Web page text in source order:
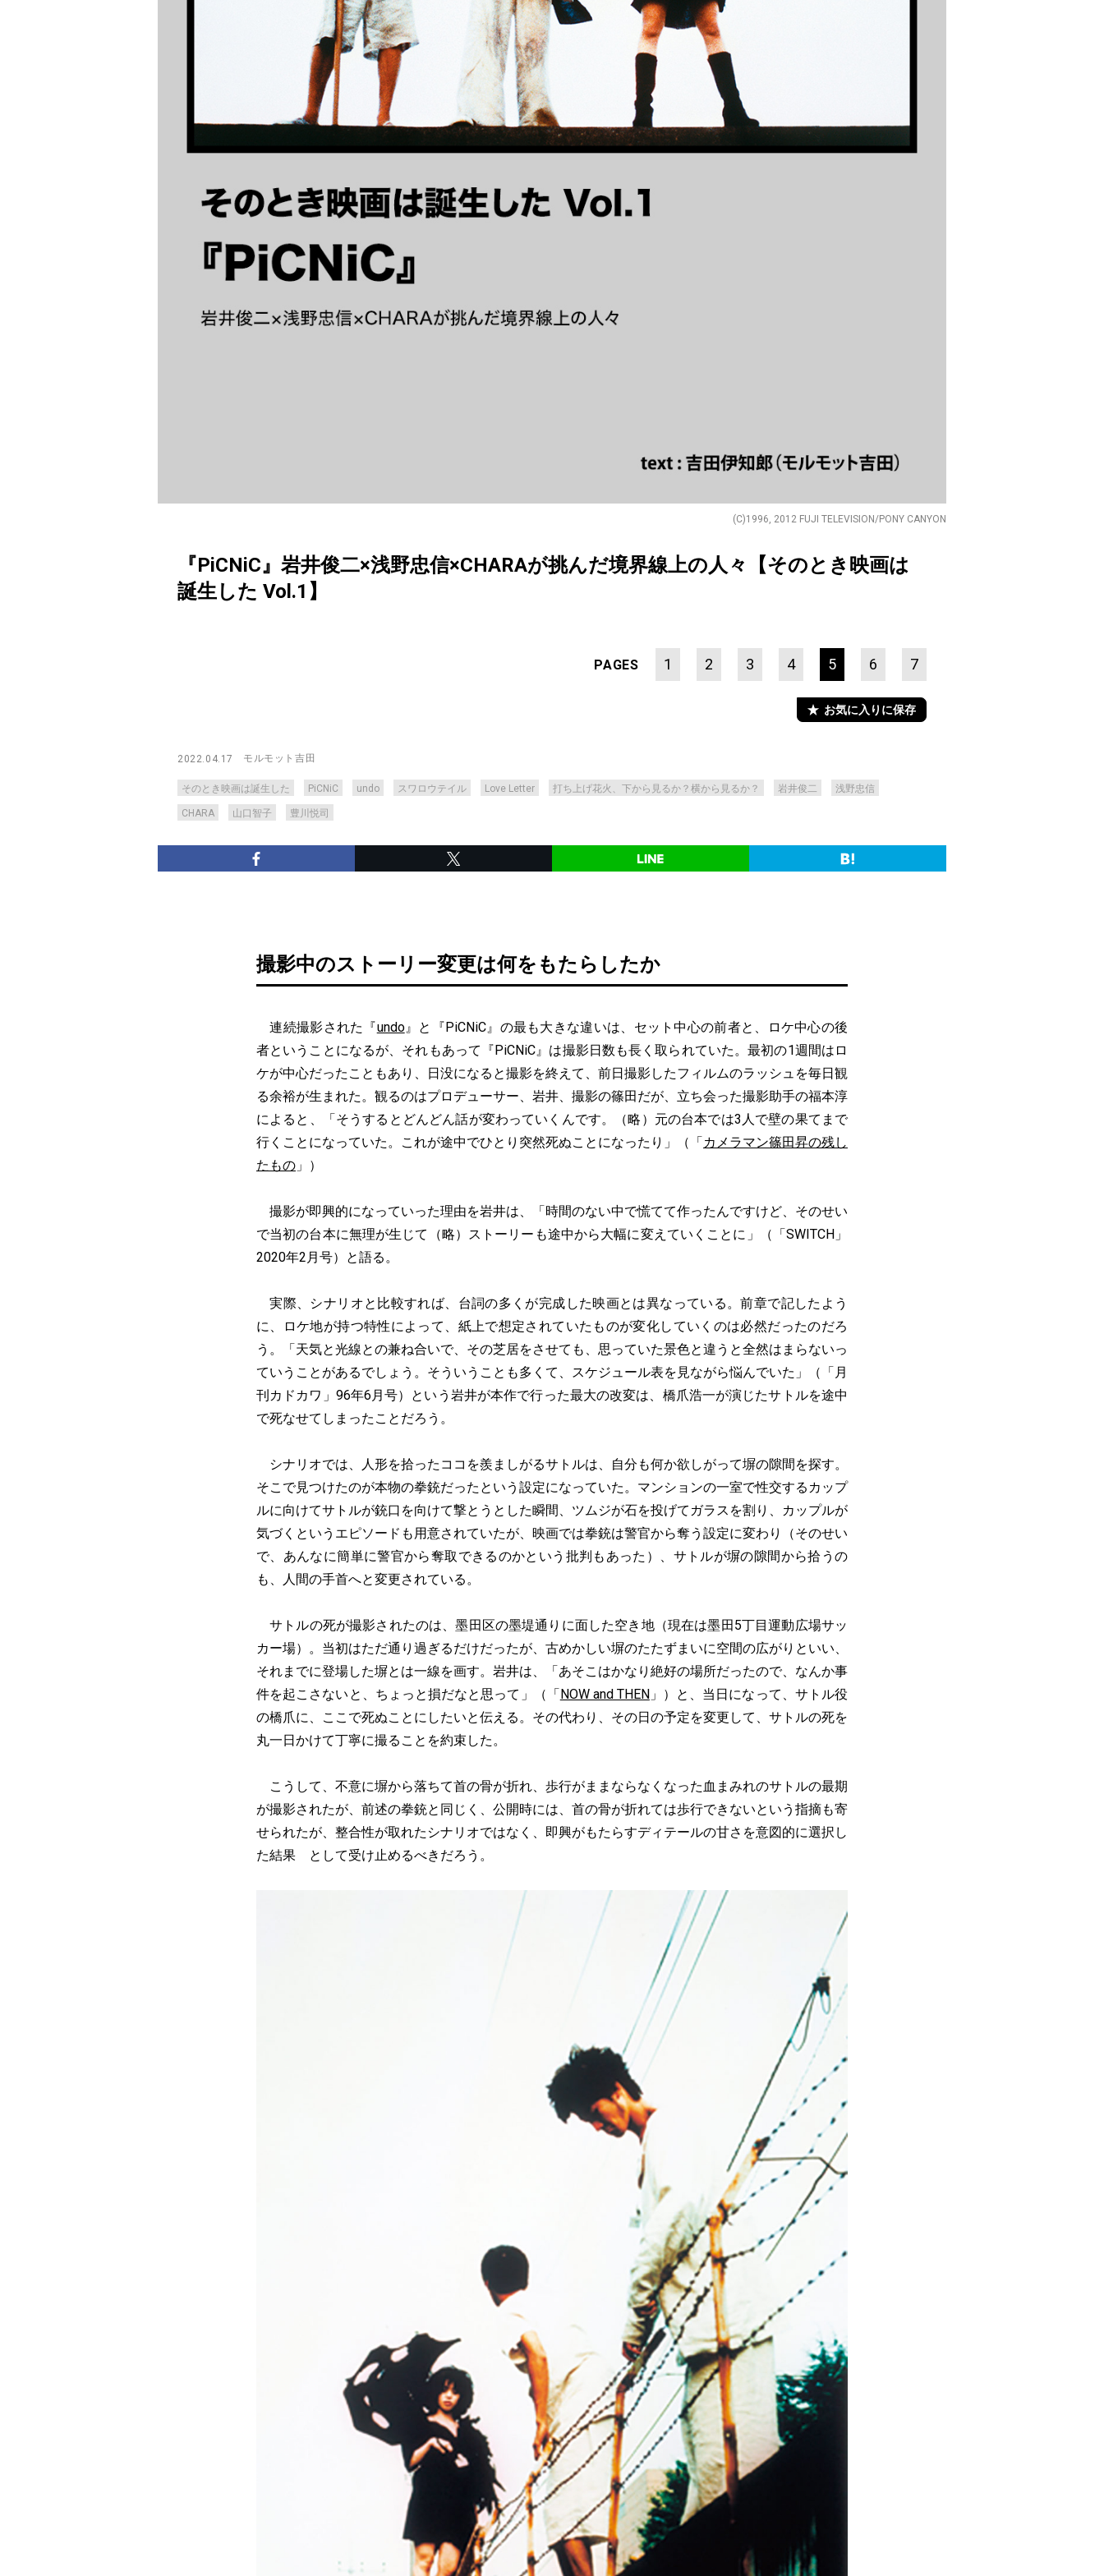
(C)1996, 2012 FUJI TELEVISION/PONY CANYON
『PiCNiC』岩井俊二×浅野忠信×CHARAが挑んだ境界線上の人々【そのとき映画は
誕生した Vol.1】
PAGES 1 2 3 4 5 6 7
お気に入りに保存
2022.04.17 モルモット吉田
そのとき映画は誕生した PiCNiC undo スワロウテイル Love Letter 打ち上げ花火、下から見るか？横から見るか？ 岩井俊二 浅野忠信
CHARA 山口智子 豊川悦司
撮影中のストーリー変更は何をもたらしたか
連続撮影された『undo』と『PiCNiC』の最も大きな違いは、セット中心の前者と、ロケ中心の後
者ということになるが、それもあって『PiCNiC』は撮影日数も長く取られていた。最初の1週間はロ
ケが中心だったこともあり、日没になると撮影を終えて、前日撮影したフィルムのラッシュを毎日観
る余裕が生まれた。観るのはプロデューサー、岩井、撮影の篠田だが、立ち会った撮影助手の福本淳
によると、「そうするとどんどん話が変わっていくんです。（略）元の台本では3人で壁の果てまで
行くことになっていた。これが途中でひとり突然死ぬことになったり」（「カメラマン篠田昇の残し
たもの 」）
撮影が即興的になっていった理由を岩井は、「時間のない中で慌てて作ったんですけど、そのせい
で当初の台本に無理が生じて（略）ストーリーも途中から大幅に変えていくことに」（「SWITCH」
2020年2月号）と語る。
実際、シナリオと比較すれば、台詞の多くが完成した映画とは異なっている。前章で記したよう
に、ロケ地が持つ特性によって、紙上で想定されていたものが変化していくのは必然だったのだろ
う。「天気と光線との兼ね合いで、その芝居をさせても、思っていた景色と違うと全然はまらないっ
ていうことがあるでしょう。そういうことも多くて、スケジュール表を見ながら悩んでいた」（「月
刊カドカワ」96年6月号）という岩井が本作で行った最大の改変は、橋爪浩一が演じたサトルを途中
で死なせてしまったことだろう。
シナリオでは、人形を拾ったココを羨ましがるサトルは、自分も何か欲しがって塀の隙間を探す。
そこで見つけたのが本物の拳銃だったという設定になっていた。マンションの一室で性交するカップ
ルに向けてサトルが銃口を向けて撃とうとした瞬間、ツムジが石を投げてガラスを割り、カップルが
気づくというエピソードも用意されていたが、映画では拳銃は警官から奪う設定に変わり（そのせい
で、あんなに簡単に警官から奪取できるのかという批判もあった）、サトルが塀の隙間から拾うの
も、人間の手首へと変更されている。
サトルの死が撮影されたのは、墨田区の墨堤通りに面した空き地（現在は墨田5丁目運動広場サッ
カー場）。当初はただ通り過ぎるだけだったが、古めかしい塀のたたずまいに空間の広がりといい、
それまでに登場した塀とは一線を画す。岩井は、「あそこはかなり絶好の場所だったので、なんか事
件を起こさないと、ちょっと損だなと思って」（「NOW and THEN」）と、当日になって、サトル役
の橋爪に、ここで死ぬことにしたいと伝える。その代わり、その日の予定を変更して、サトルの死を
丸一日かけて丁寧に撮ることを約束した。
こうして、不意に塀から落ちて首の骨が折れ、歩行がままならなくなった血まみれのサトルの最期
が撮影されたが、前述の拳銃と同じく、公開時には、首の骨が折れては歩行できないという指摘も寄
せられたが、整合性が取れたシナリオではなく、即興がもたらすディテールの甘さを意図的に選択し
た結果 として受け止めるべきだろう。